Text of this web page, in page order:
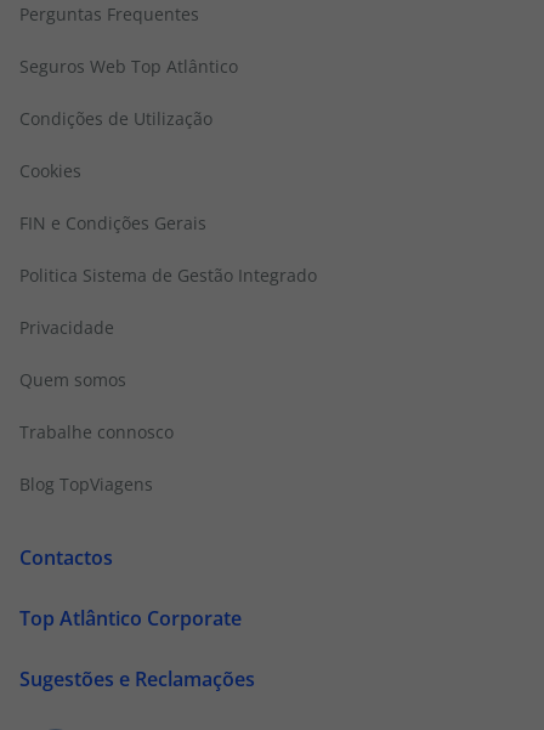
Perguntas Frequentes
Seguros Web Top Atlântico
Condições de Utilização
Cookies
FIN e Condições Gerais
Politica Sistema de Gestão Integrado
Privacidade
Quem somos
Trabalhe connosco
Blog TopViagens
Contactos
Top Atlântico Corporate
Sugestões e Reclamações